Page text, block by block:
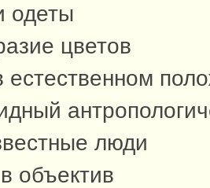
одеты
цветов
естественном
люди
объектив